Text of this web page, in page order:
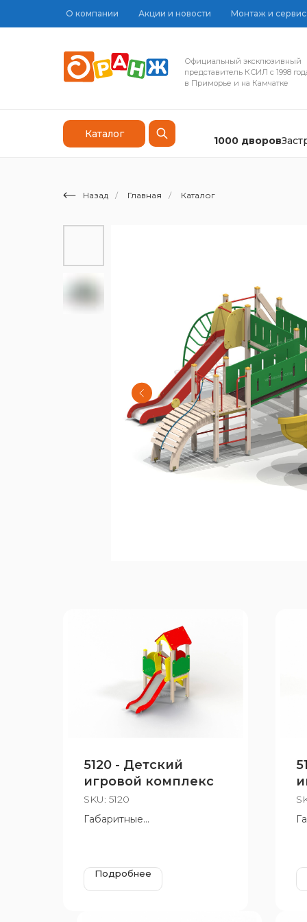
О компании Акции и новости Монтаж и сервис
Каталог
Официальный эксклюзивный
представитель КСИЛ с 1998
в Приморье и на Камчатке
1000 дворов
Назад / Главная / Каталог
5120 - Детский
игровой комплекс
SKU: 5120
Габаритные
Подробнее